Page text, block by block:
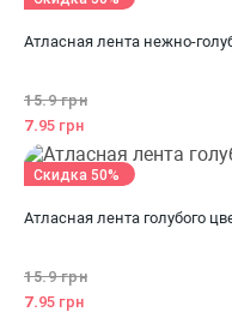
Атласная лента нежно-
15.9 грн
7.95 грн
Атласная лента голубого
15.9 грн
7.95 грн
Скидка 50%